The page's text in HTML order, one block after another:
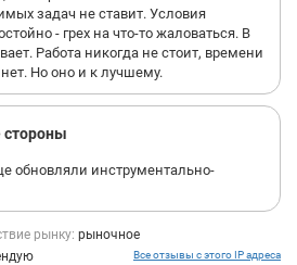
задач не ставит. Условия
- грех на что-то жаловаться. В
Работа никогда не стоит, времени
Но оно и к лучшему.
обновляли инструментально-
рынку: рыночное
Все отзывы с этого IP адреса